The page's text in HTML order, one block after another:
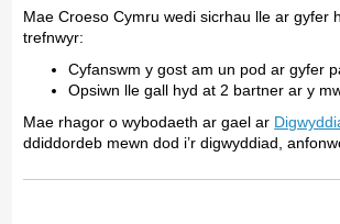
Mae Croeso Cymru wedi sicrhau lle ar gyfer
trefnwyr:
Cyfanswm y gost am un pod ar gyfer
Opsiwn lle gall hyd at 2 bartner ar y
Mae rhagor o wybodaeth ar gael ar
ddiddordeb mewn dod i’r digwyddiad,